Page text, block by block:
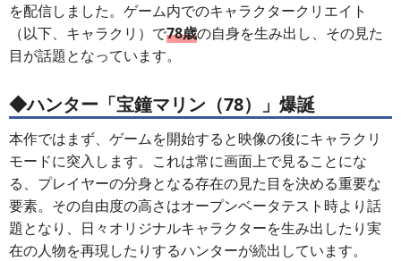
を配信しました。ゲーム内でのキャラクタークリエイト
（以下、キャラクリ）で78歳の自身を生み出し、その見た
目が話題となっています。
◆ハンター「宝鐘マリン（78）」爆誕
本作ではまず、ゲームを開始すると映像の後にキャラクリ
モードに突入します。これは常に画面上で見ることにな
る、プレイヤーの分身となる存在の見た目を決める重要な
要素。その自由度の高さはオープンベータテスト時より話
題となり、日々オリジナルキャラクターを生み出したり実
在の人物を再現したりするハンターが続出しています。